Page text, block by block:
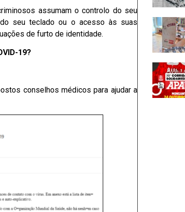
assumam o controlo do seu
seu teclado ou o acesso às suas
de furto de identidade.
19?
conselhos médicos para ajudar a